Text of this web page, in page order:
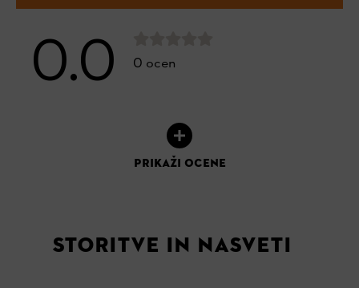
0.0 0 ocen
PRIKAŽI OCENE
STORITVE IN NASVETI